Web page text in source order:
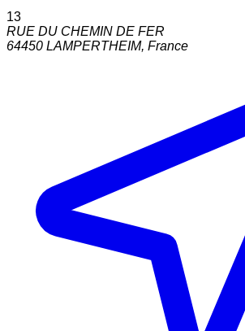
13
RUE DU CHEMIN DE FER
64450 LAMPERTHEIM, France